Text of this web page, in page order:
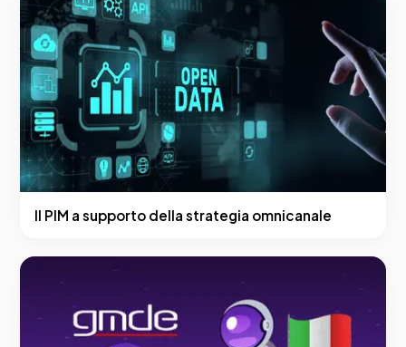
Il PIM a supporto della strategia omnicanale